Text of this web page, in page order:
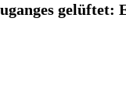
gelüftet: